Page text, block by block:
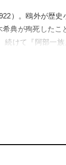
）。鴎外が歴
典が殉死したこ
続けて『阿部一
でしょうか。本